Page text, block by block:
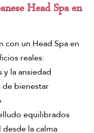
Head Spa en
con un Head Spa en
reales:
la ansiedad
bienestar
equilibrados
la calma